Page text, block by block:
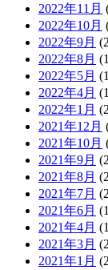
2022年11月
2022年10月
2022年9月
2022年8月
2022年5月
2022年4月
2022年1月
2021年12月
2021年10月
2021年9月
2021年8月
2021年7月
2021年6月
2021年4月
2021年3月
2021年1月